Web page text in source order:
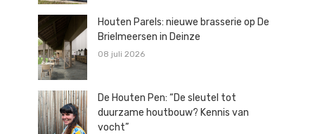
Houten Parels: nieuwe brasserie op De
Brielmeersen in Deinze
08 juli 2026
De Houten Pen: “De sleutel tot
duurzame houtbouw? Kennis van
vocht”